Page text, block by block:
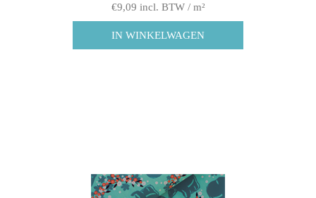
€9,09 incl. BTW / m²